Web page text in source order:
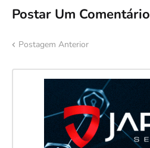
Postar Um Comentário
Postagem Anterior